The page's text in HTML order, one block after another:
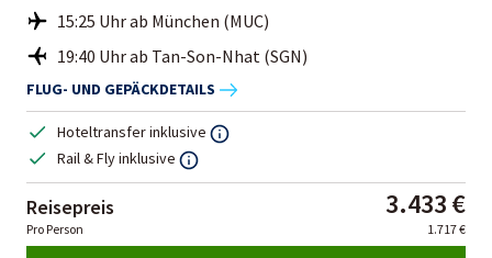
15:25 Uhr ab München (MUC)
19:40 Uhr ab Tan-Son-Nhat (SGN)
FLUG- UND GEPÄCKDETAILS
Hoteltransfer inklusive
Rail & Fly inklusive
Reisepreis 3.433 €
Pro Person 1.717 €